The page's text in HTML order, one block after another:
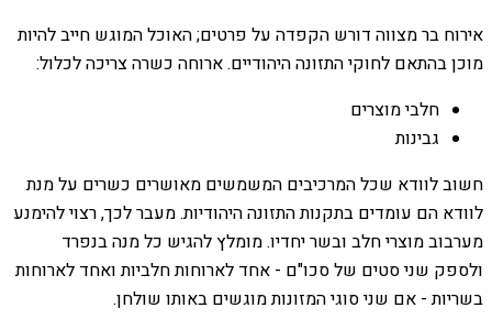
אירוח בר מצווה דורש הקפדה על פרטים; האוכל המוגש חייב להיות
מוכן בהתאם לחוקי התזונה היהודיים. ארוחה כשרה צריכה לכלול:
חלבי מוצרים
גבינות
חשוב לוודא שכל המרכיבים המשמשים מאושרים כשרים על מנת
לוודא הם עומדים בתקנות התזונה היהודיות. מעבר לכך, רצוי להימנע
מערבוב מוצרי חלב ובשר יחדיו. מומלץ להגיש כל מנה בנפרד
ולספק שני סטים של סכו"ם - אחד לארוחות חלביות ואחד לארוחות
בשריות - אם שני סוגי המזונות מוגשים באותו שולחן.